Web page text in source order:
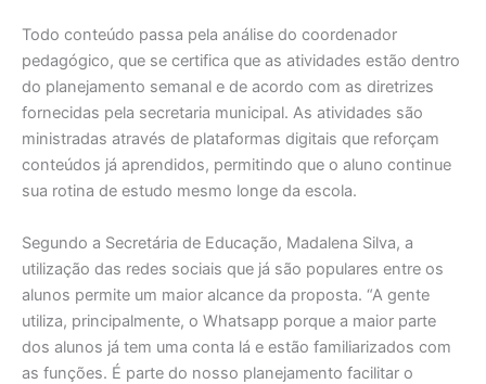
Todo conteúdo passa pela análise do coordenador
pedagógico, que se certifica que as atividades estão dentro
do planejamento semanal e de acordo com as diretrizes
fornecidas pela secretaria municipal. As atividades são
ministradas através de plataformas digitais que reforçam
conteúdos já aprendidos, permitindo que o aluno continue
sua rotina de estudo mesmo longe da escola.
Segundo a Secretária de Educação, Madalena Silva, a
utilização das redes sociais que já são populares entre os
alunos permite um maior alcance da proposta. “A gente
utiliza, principalmente, o Whatsapp porque a maior parte
dos alunos já tem uma conta lá e estão familiarizados com
as funções. É parte do nosso planejamento facilitar o